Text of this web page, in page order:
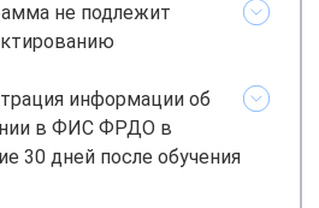
не подлежит
информации об
в ФИС ФРДО в
30 дней после обучения